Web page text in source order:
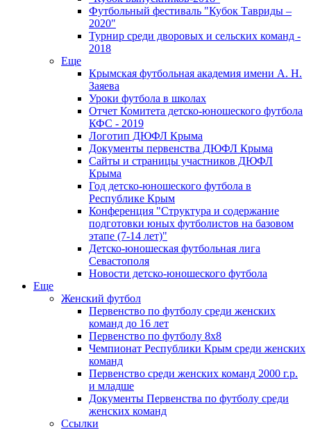
Футбольный фестиваль "Кубок Тавриды –
2020"
Турнир среди дворовых и сельских команд -
2018
Еще
Крымская футбольная академия имени А. Н.
Заяева
Уроки футбола в школах
Отчет Комитета детско-юношеского футбола
КФС - 2019
Логотип ДЮФЛ Крыма
Документы первенства ДЮФЛ Крыма
Сайты и страницы участников ДЮФЛ
Крыма
Год детско-юношеского футбола в
Республике Крым
Конференция "Структура и содержание
подготовки юных футболистов на базовом
этапе (7-14 лет)"
Детско-юношеская футбольная лига
Севастополя
Новости детско-юношеского футбола
Еще
Женский футбол
Первенство по футболу среди женских
команд до 16 лет
Первенство по футболу 8х8
Чемпионат Республики Крым среди женских
команд
Первенство среди женских команд 2000 г.р.
и младше
Документы Первенства по футболу среди
женских команд
Ссылки